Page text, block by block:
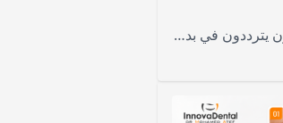
في الماضي كان الكثيرون يترددون في بدء رحلة تقويم الأسنان خوفًا من المظهر اللافت للأسلاك المعدنية